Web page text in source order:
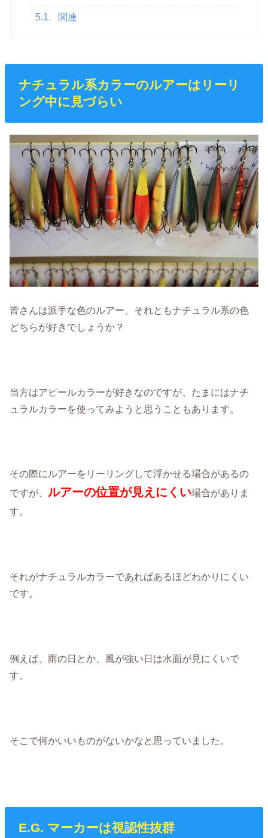
5.1. 関連
ナチュラル系カラーのルアーはリーリ
ング中に見づらい
皆さんは派手な色のルアー、それともナチュラル系の色
どちらが好きでしょうか？
当方はアピールカラーが好きなのですが、たまにはナチ
ュラルカラーを使ってみようと思うこともあります。
その際にルアーをリーリングして浮かせる場合があるの
ですが、 ルアーの位置が見えにくい場合がありま
す。
それがナチュラルカラーであればあるほどわかりにくい
です。
例えば、雨の日とか、風が強い日は水面が見にくいで
す。
そこで何かいいものがないかなと思っていました。
E.G. マーカーは視認性抜群